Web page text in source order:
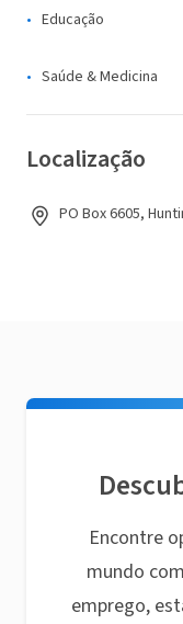
Educação
Saúde & Medicina
Localização
PO Box 6605,
Encontre
mundo
emprego,